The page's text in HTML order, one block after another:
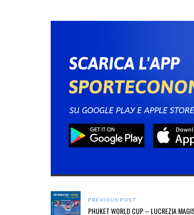
PREVIOUS POST
PHUKET WORLD CUP – LUCREZIA